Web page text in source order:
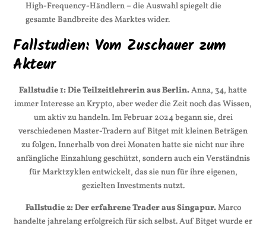
High-Frequency-Händlern – die Auswahl spiegelt die
gesamte Bandbreite des Marktes wider.
Fallstudien: Vom Zuschauer zum
Akteur
Fallstudie 1: Die Teilzeitlehrerin aus Berlin.Anna, 34, hatte
immer Interesse an Krypto, aber weder die Zeit noch das Wissen,
um aktiv zu handeln. Im Februar 2024 begann sie, drei
verschiedenen Master-Tradern auf Bitget mit kleinen Beträgen
zu folgen. Innerhalb von drei Monaten hatte sie nicht nur ihre
anfängliche Einzahlung geschützt, sondern auch ein Verständnis
für Marktzyklen entwickelt, das sie nun für ihre eigenen,
gezielten Investments nutzt.
Fallstudie 2: Der erfahrene Trader aus Singapur.Marco
handelte jahrelang erfolgreich für sich selbst. Auf Bitget wurde er